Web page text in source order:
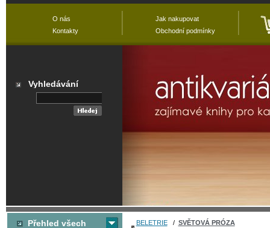
BELETRIE/ SVĚTOVÁ PRÓZA
Přehled všech
O nás
Kontakty
Jak nakupovat
Obchodní podmínky
Vyhledávání